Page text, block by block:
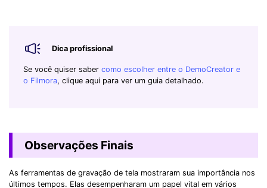
Dica profissional
Se você quiser saber como escolher entre o DemoCreator e
o Filmora, clique aqui para ver um guia detalhado.
Observações Finais
As ferramentas de gravação de tela mostraram sua importância nos
últimos tempos. Elas desempenharam um papel vital em vários